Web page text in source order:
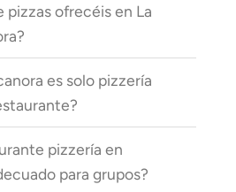
pizzas ofrecéis en La
es solo pizzería
pizzería en
para grupos?